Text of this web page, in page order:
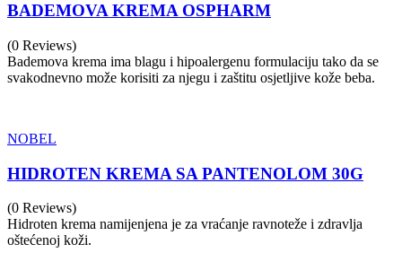
BADEMOVA KREMA OSPHARM
(0 Reviews)
Bademova krema ima blagu i hipoalergenu formulaciju tako da se
svakodnevno može korisiti za njegu i zaštitu osjetljive kože beba.
NOBEL
HIDROTEN KREMA SA PANTENOLOM 30G
(0 Reviews)
Hidroten krema namijenjena je za vraćanje ravnoteže i zdravlja
oštećenoj koži.